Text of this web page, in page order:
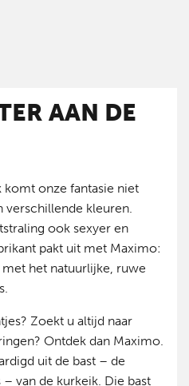
AAN DE
komt onze fantasie niet
verschillende kleuren.
ook sexyer en
pakt uit met Maximo:
het natuurlijke, ruwe
Zoekt u altijd naar
Ontdek dan Maximo.
uit de bast – de
van de kurkeik. Die bast